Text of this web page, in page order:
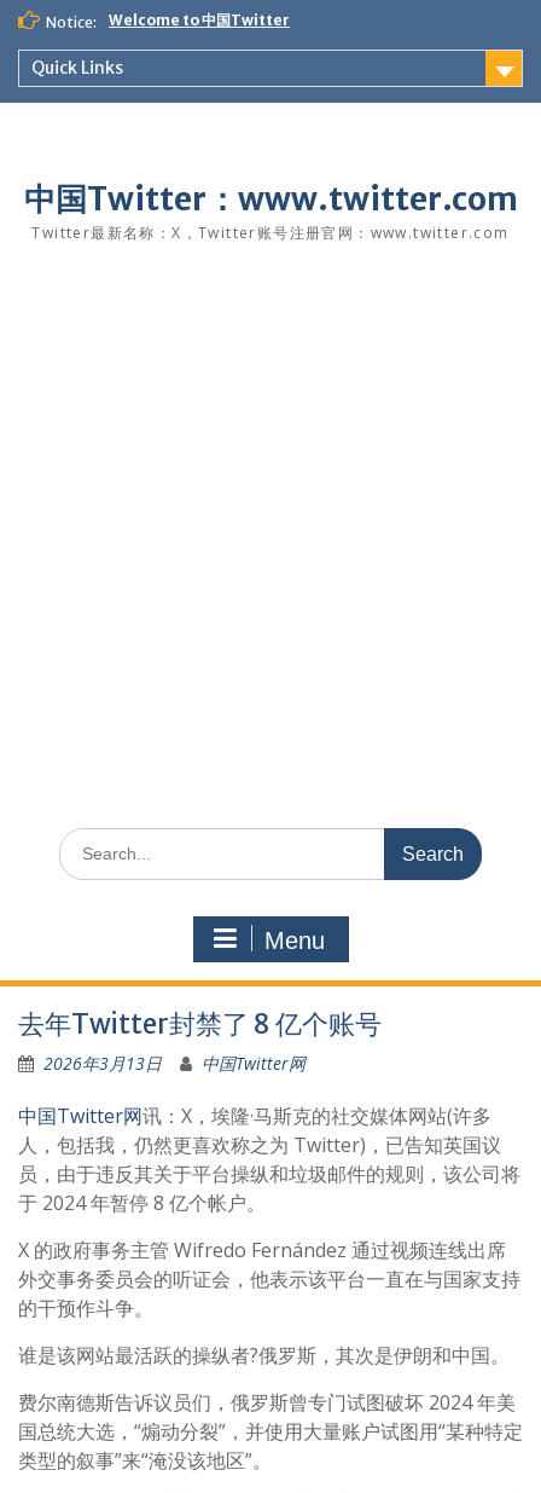
Skip
content
Notice: Welcome to 中国Twitter
Quick Links
中国Twitter：www.twitter.com
Twitter最新名称：X，Twitter账号注册官网：www.twitter.com
Search
for:
Menu
去年Twitter封禁了 8 亿个账号
2026年3月13日 中国Twitter网
中国Twitter网讯：X，埃隆·马斯克的社交媒体网站(许多
人，包括我，仍然更喜欢称之为 Twitter)，已告知英国议
员，由于违反其关于平台操纵和垃圾邮件的规则，该公司将
于 2024 年暂停 8 亿个帐户。
X 的政府事务主管 Wifredo Fernández 通过视频连线出席
外交事务委员会的听证会，他表示该平台一直在与国家支持
的干预作斗争。
谁是该网站最活跃的操纵者?俄罗斯，其次是伊朗和中国。
费尔南德斯告诉议员们，俄罗斯曾专门试图破坏 2024 年美
国总统大选，“煽动分裂”，并使用大量账户试图用“某种特定
类型的叙事”来“淹没该地区”。